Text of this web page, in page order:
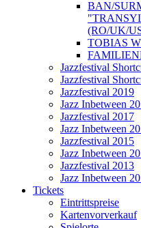
BAN/
(RO/UK/
TOBIAS
Jazzfestival
Jazzfestival
Jazzfestival 2019
Jazz Inbetween
Jazzfestival 2017
Jazz Inbetween
Jazzfestival 2015
Jazz Inbetween
Jazzfestival 2013
Jazz Inbetween
Tickets
Eintrittspreise
Kartenvorverkauf